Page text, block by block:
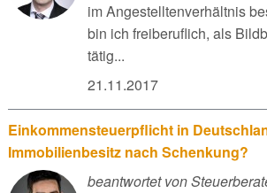
im Angestelltenverhältnis
bin ich freiberuflich, als
tätig...
21.11.2017
Einkommensteuerpflicht in
Immobilienbesitz nach Schenkung?
beantwortet von